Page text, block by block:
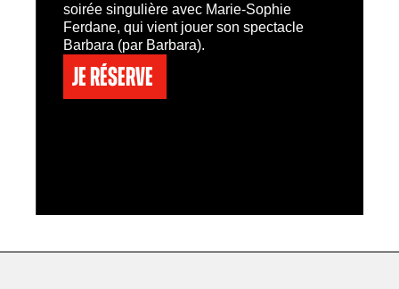
soirée singulière avec Marie-Sophie
Ferdane, qui vient jouer son spectacle
Barbara (par Barbara).
Je réserve